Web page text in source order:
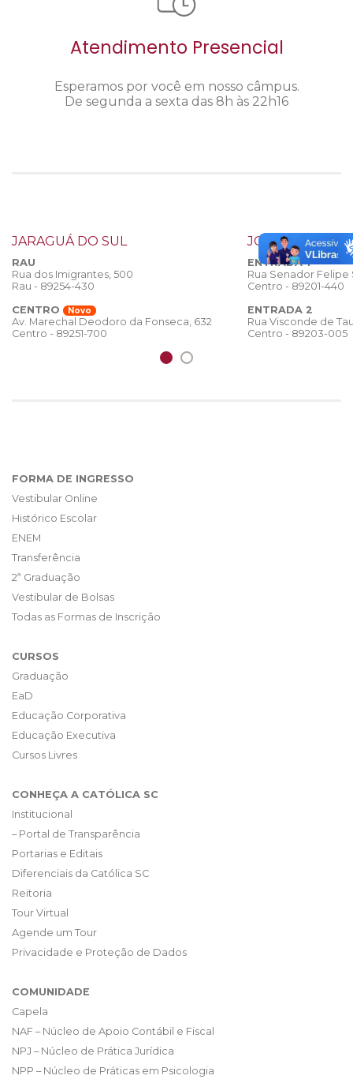
Atendimento Presencial
Esperamos por você em nosso câmpus.
De segunda a sexta das 8h às 22h16
JARAGUÁ DO SUL
RAU
Rua dos Imigrantes, 500
Rau - 89254-430
CENTRO
Novo
Av. Marechal Deodoro da Fonseca, 632
Centro - 89251-700
JOINVILLE
ENTRADA 1
Rua Senador
Centro - 89201-440
ENTRADA 2
Rua Visconde de
Centro - 89203-005
FORMA DE INGRESSO
Vestibular Online
Histórico Escolar
ENEM
Transferência
2ª Graduação
Vestibular de Bolsas
Todas as Formas de Inscrição
CURSOS
Graduação
EaD
Educação Corporativa
Educação Executiva
Cursos Livres
CONHEÇA A CATÓLICA SC
Institucional
– Portal de Transparência
Portarias e Editais
Diferenciais da Católica SC
Reitoria
Tour Virtual
Agende um Tour
Privacidade e Proteção de Dados
COMUNIDADE
Capela
NAF – Núcleo de Apoio Contábil e Fiscal
NPJ – Núcleo de Prática Jurídica
NPP – Núcleo de Práticas em Psicologia